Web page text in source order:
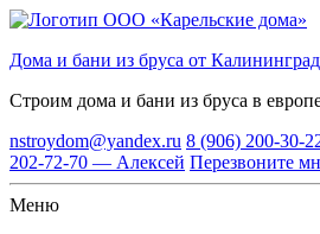
Дома и бани из бруса от
Строим дома и бани из бруса в
nstroydom@yandex.ru 8 (906) 200-30-
202-72-70 — Алексей Перезвоните
Меню